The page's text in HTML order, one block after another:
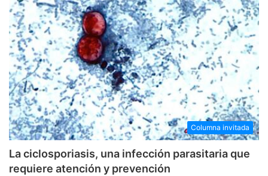
Columna invitada
La ciclosporiasis, una infección parasitaria que
requiere atención y prevención